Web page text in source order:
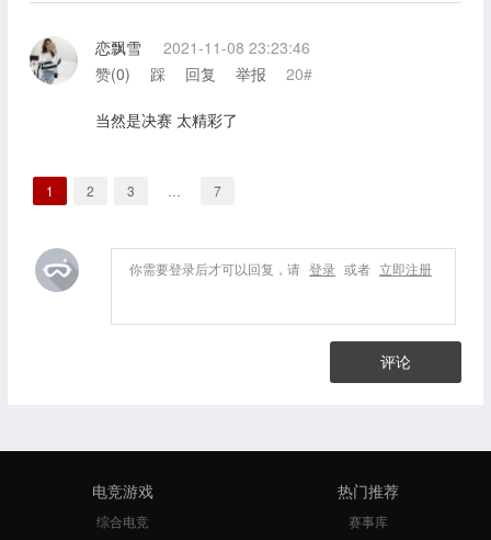
恋飘雪
2021-11-08 23:23:46
赞(0) 踩 回复 举报 20#
当然是决赛 太精彩了
1 2 3 7
你需要登录后才可以回复，请 登录 或者 立即注册
评论
电竞游戏
综合电竞
热门推荐
赛事库